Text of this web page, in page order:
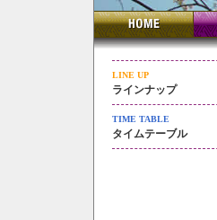
LINE UP
ラインナップ
TIME TABLE
タイムテーブル